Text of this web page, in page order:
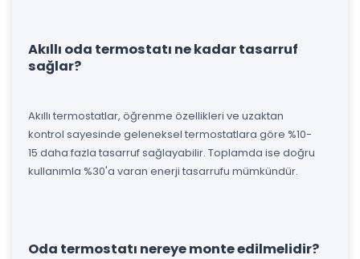
Akıllı oda termostatı ne kadar tasarruf
sağlar?
Akıllı termostatlar, öğrenme özellikleri ve uzaktan
kontrol sayesinde geleneksel termostatlara göre %10-
15 daha fazla tasarruf sağlayabilir. Toplamda ise doğru
kullanımla %30'a varan enerji tasarrufu mümkündür.
Oda termostatı nereye monte edilmelidir?